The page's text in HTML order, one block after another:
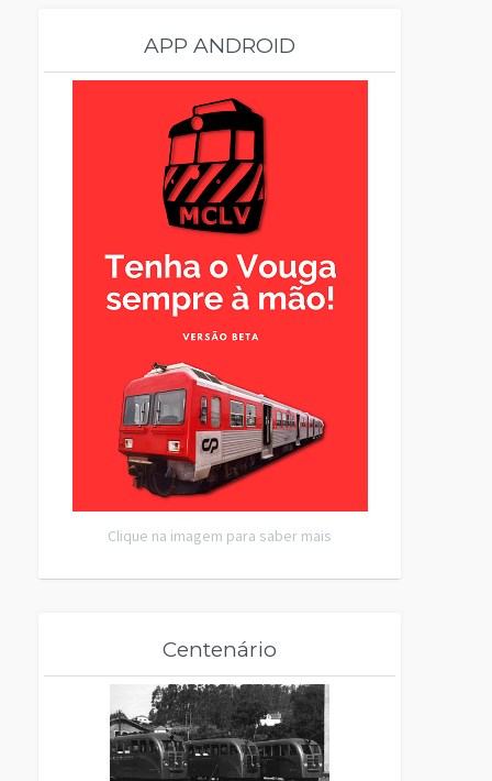
APP ANDROID
Clique na imagem para saber mais
Centenário